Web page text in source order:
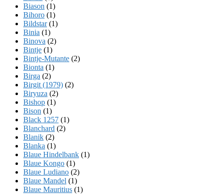
Biason (1)
Bihoro (1)
Bildstar(1)
Binia (1)
Binova (2)
Bintje (1)
Bintje-Mutante (2)
Bionta (1)
Birga (2)
Birgit (1979) (2)
Biryuza (2)
Bishop (1)
Bison (1)
Black 1257 (1)
Blanchard (2)
Blanik (2)
Blanka (1)
Blaue Hindelbank (1)
Blaue Kongo (1)
Blaue Ludiano (2)
Blaue Mandel (1)
Blaue Mauritius (1)